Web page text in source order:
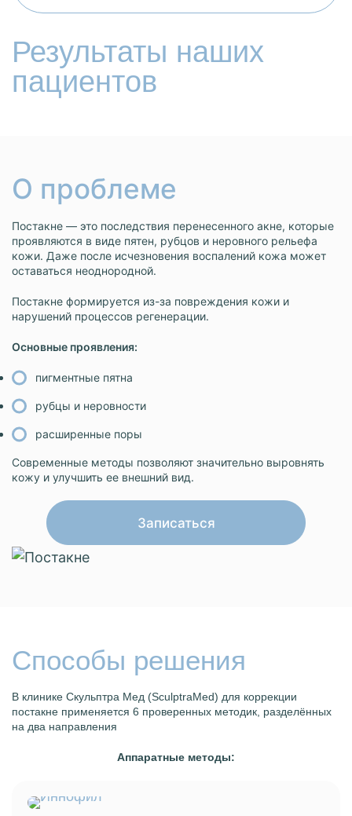
Результаты наших
пациентов
О проблеме
Постакне — это последствия перенесенного акне, которые
проявляются в виде пятен, рубцов и неровного рельефа
кожи. Даже после исчезновения воспалений кожа может
оставаться неоднородной.
Постакне формируется из-за повреждения кожи и
нарушений процессов регенерации.
Основные проявления:
пигментные пятна
рубцы и неровности
расширенные поры
Современные методы позволяют значительно выровнять
кожу и улучшить ее внешний вид.
Записаться
Способы решения
В клинике Скульптра Мед (SculptraMed) для коррекции
постакне применяется 6 проверенных методик, разделённых
на два направления
Аппаратные методы: